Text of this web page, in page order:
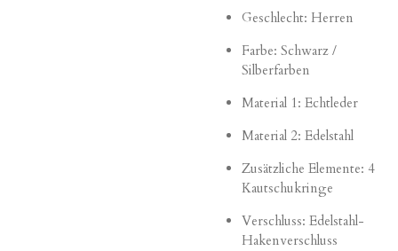
Geschlecht: Herren
Farbe: Schwarz /
Silberfarben
Material 1: Echtleder
Material 2: Edelstahl
Zusätzliche Elemente: 4
Kautschukringe
Verschluss: Edelstahl-
Hakenverschluss